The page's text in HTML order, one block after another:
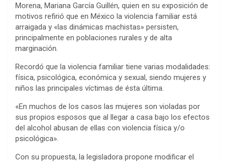
Morena, Mariana García Guillén, quien en su exposición de
motivos refirió que en México la violencia familiar está
arraigada y «las dinámicas machistas» persisten,
principalmente en poblaciones rurales y de alta
marginación.
Recordó que la violencia familiar tiene varias modalidades:
física, psicológica, económica y sexual, siendo mujeres y
niños las principales víctimas de ésta última.
«En muchos de los casos las mujeres son violadas por
sus propios esposos que al llegar a casa bajo los efectos
del alcohol abusan de ellas con violencia física y/o
psicológica».
Con su propuesta, la legisladora propone modificar el